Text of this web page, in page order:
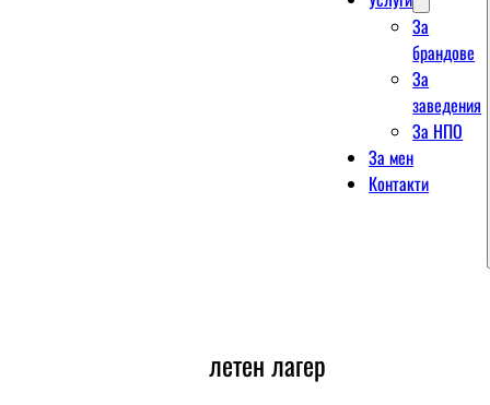
За
брандове
За
заведения
За НПО
За мен
Контакти
летен лагер